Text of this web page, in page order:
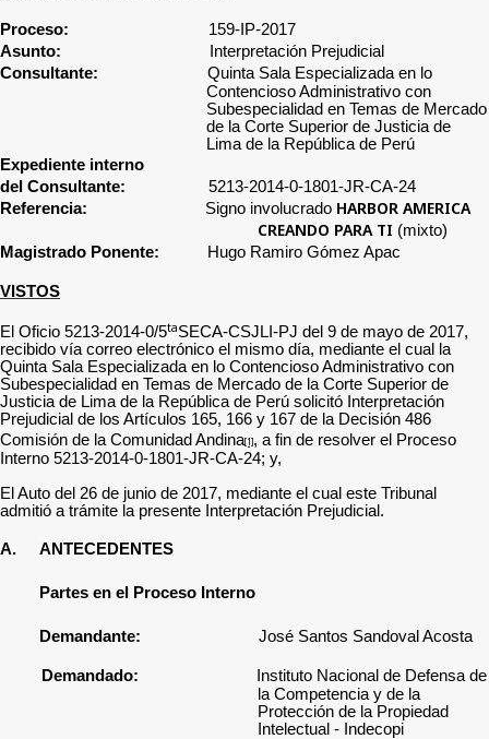
Proceso: 159-IP-2017
Asunto:
Interpretación Prejudicial
Consultante: Quinta Sala Especializada en lo
Contencioso Administrativo con
Subespecialidad en Temas de Mercado
de la Corte Superior de Justicia de
Lima de la República de Perú
Expediente interno
del Consultante: 5213-2014-0-1801-JR-CA-24
Referencia: Signo involucrado HARBOR AMERICA
CREANDO PARA TI (mixto)
Magistrado Ponente:
Hugo Ramiro Gómez Apac
VISTOS
El Oficio 5213-2014-0/5taSECA-CSJLI-PJ del 9 de mayo de 2017,
recibido vía correo electrónico el mismo día, mediante el cual la
Quinta Sala Especializada en lo Contencioso Administrativo con
Subespecialidad en Temas de Mercado de la Corte Superior de
Justicia de Lima de la República de Perú solicitó Interpretación
Prejudicial de los Artículos 165, 166 y 167 de la Decisión 486
Comisión de la Comunidad Andina[1], a fin de resolver el Proceso
Interno 5213-2014-0-1801-JR-CA-24; y,
El Auto del 26 de junio de 2017, mediante el cual este Tribunal
admitió a trámite la presente Interpretación Prejudicial.
A. ANTECEDENTES
Partes en el Proceso Interno
Demandante: José Santos Sandoval Acosta
Demandado:
Instituto Nacional de Defensa de
la Competencia y de la
Protección de la Propiedad
Intelectual - Indecopi